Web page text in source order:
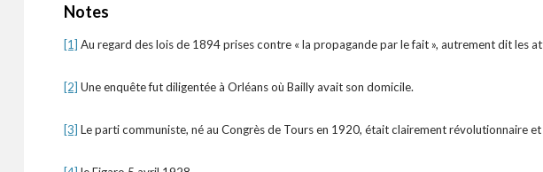
Notes
[1] Au regard des lois de 1894 prises contre « la propagande par le fait », autrement dit les
[2] Une enquête fut diligentée à Orléans où Bailly avait son domicile.
[3] Le parti communiste, né au Congrès de Tours en 1920, était clairement révolutionnaire